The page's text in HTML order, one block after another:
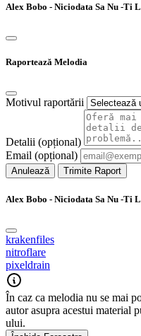
Alex Bobo - Niciodata Sa Nu -Ti
Raportează Melodia
Motivul raportării
Detalii (opțional)
Email (opțional)
Anulează Trimite Raport
Alex Bobo - Niciodata Sa Nu -Ti
krakenfiles
nitroflare
pixeldrain
În caz ca melodia nu se mai
autor asupra acestui material
ului.